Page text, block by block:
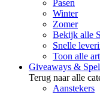
Pasen
Winter
Zomer
Bekijk alle
Snelle
Toon alle
Giveaways &
Terug naar alle
Aanstekers